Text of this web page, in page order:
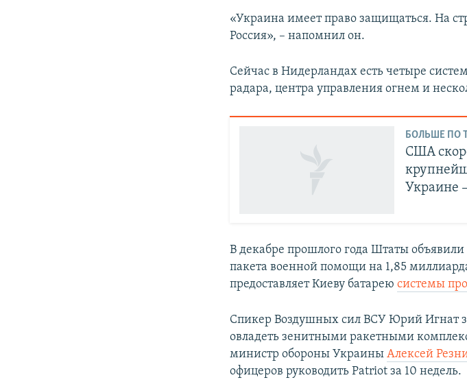
«Украина имеет право защищаться. На
Россия», – напомнил он.
Сейчас в Нидерландах есть четыре
радара, центра управления огнем и
БОЛЬШЕ ПО
США
Украине
В декабре прошлого года Штаты
пакета военной помощи на 1,85
предоставляет Киеву батареюсистемы
Спикер Воздушных сил ВСУ Юрий Игнат
овладеть зенитными ракетными
министр обороны УкраиныАлексей
офицеров руководить Patriot за 10 недель.